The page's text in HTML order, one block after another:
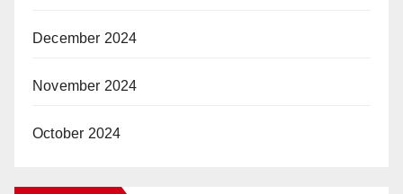
December 2024
November 2024
October 2024